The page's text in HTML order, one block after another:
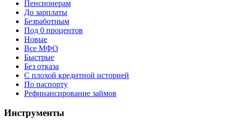
Пенсионерам
До зарплаты
Безработным
Под 0 процентов
Новые
Все МФО
Быстрые
Без отказа
С плохой кредитной историей
По паспорту
Рефинансирование займов
Инструменты